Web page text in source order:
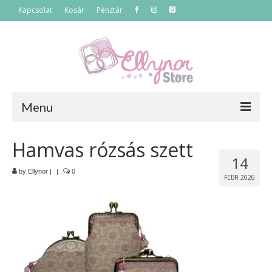
Kapcsolat Kosár Pénztár
Menu
Akciós termékek
Táskák
Neszeszerek
14
FEBR 2026
Hamvas rózsás szett
by Ellynor | | 0